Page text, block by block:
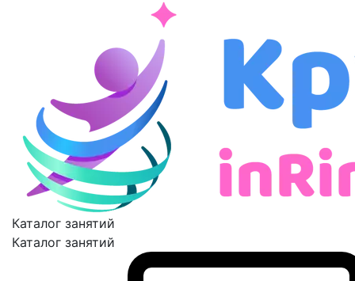
Каталог занятий
Каталог занятий